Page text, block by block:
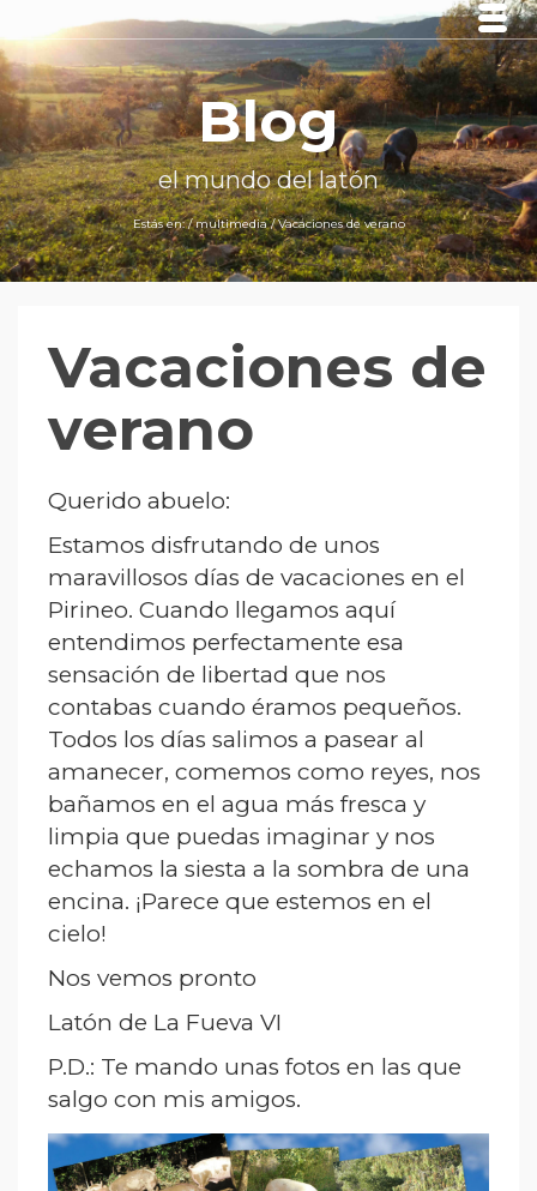
Blog
el mundo del latón
Estás en:/multimedia/Vacaciones de verano
Vacaciones de
verano
Querido abuelo:
Estamos disfrutando de unos
maravillosos días de vacaciones en el
Pirineo. Cuando llegamos aquí
entendimos perfectamente esa
sensación de libertad que nos
contabas cuando éramos pequeños.
Todos los días salimos a pasear al
amanecer, comemos como reyes, nos
bañamos en el agua más fresca y
limpia que puedas imaginar y nos
echamos la siesta a la sombra de una
encina. ¡Parece que estemos en el
cielo!
Nos vemos pronto
Latón de La Fueva VI
P.D.: Te mando unas fotos en las que
salgo con mis amigos.